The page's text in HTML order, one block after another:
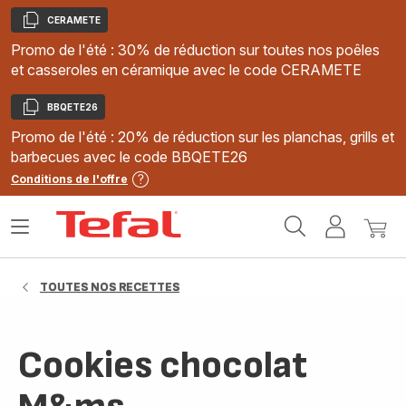
Copier
CERAMETE
Promo de l'été : 30% de réduction sur toutes nos poêles
et casseroles en céramique avec le code CERAMETE
Copier
BBQETE26
Promo de l'été : 20% de réduction sur les planchas, grills et
barbecues avec le code BBQETE26
Conditions de l'offre
MonMon
Ouvrir
TOUTES NOS RECETTES
Cookies chocolat